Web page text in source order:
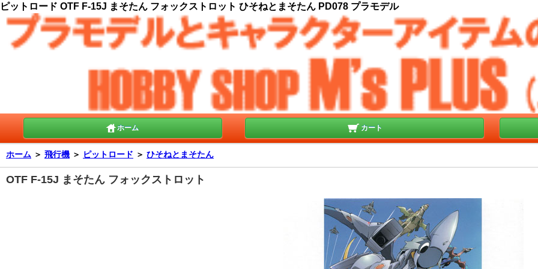
ピットロード OTF F-15J まそたん フォックストロット ひそねとまそたん PD078 プラモデル
ホーム カート
ホーム ＞ 飛行機 ＞ ピットロード ＞ ひそねとまそたん
OTF F-15J まそたん フォックストロット